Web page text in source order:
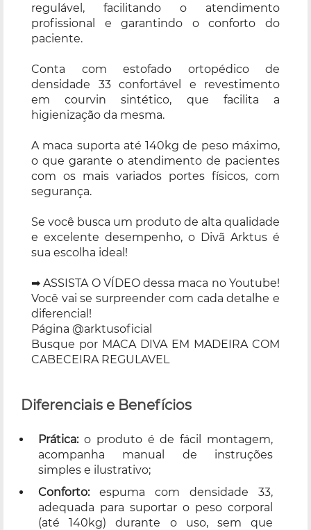
regulável, facilitando o atendimento
profissional e garantindo o conforto do
paciente.
Conta com estofado ortopédico de
densidade 33 confortável e revestimento
em courvin sintético, que facilita a
higienização da mesma.
A maca suporta até 140kg de peso máximo,
o que garante o atendimento de pacientes
com os mais variados portes físicos, com
segurança.
Se você busca um produto de alta qualidade
e excelente desempenho, o Divã Arktus é
sua escolha ideal!
➡ ASSISTA O VÍDEO dessa maca no Youtube!
Você vai se surpreender com cada detalhe e
diferencial!
Página @arktusoficial
Busque por MACA DIVA EM MADEIRA COM
CABECEIRA REGULAVEL
Diferenciais e Benefícios
Prática:o produto é de fácil montagem,
acompanha manual de instruções
simples e ilustrativo;
Conforto:espuma com densidade 33,
adequada para suportar o peso corporal
(até 140kg) durante o uso, sem que